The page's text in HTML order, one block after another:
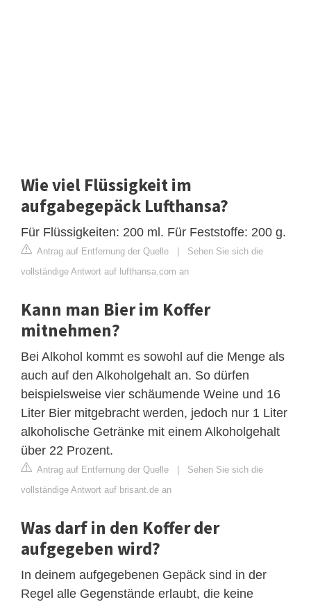
Wie viel Flüssigkeit im
aufgabegepäck Lufthansa?
Für Flüssigkeiten: 200 ml. Für Feststoffe: 200 g.
Antrag auf Entfernung der Quelle | Sehen Sie sich die
vollständige Antwort auf lufthansa.com an
Kann man Bier im Koffer
mitnehmen?
Bei Alkohol kommt es sowohl auf die Menge als
auch auf den Alkoholgehalt an. So dürfen
beispielsweise vier schäumende Weine und 16
Liter Bier mitgebracht werden, jedoch nur 1 Liter
alkoholische Getränke mit einem Alkoholgehalt
über 22 Prozent.
Antrag auf Entfernung der Quelle | Sehen Sie sich die
vollständige Antwort auf brisant.de an
Was darf in den Koffer der
aufgegeben wird?
In deinem aufgegebenen Gepäck sind in der
Regel alle Gegenstände erlaubt, die keine